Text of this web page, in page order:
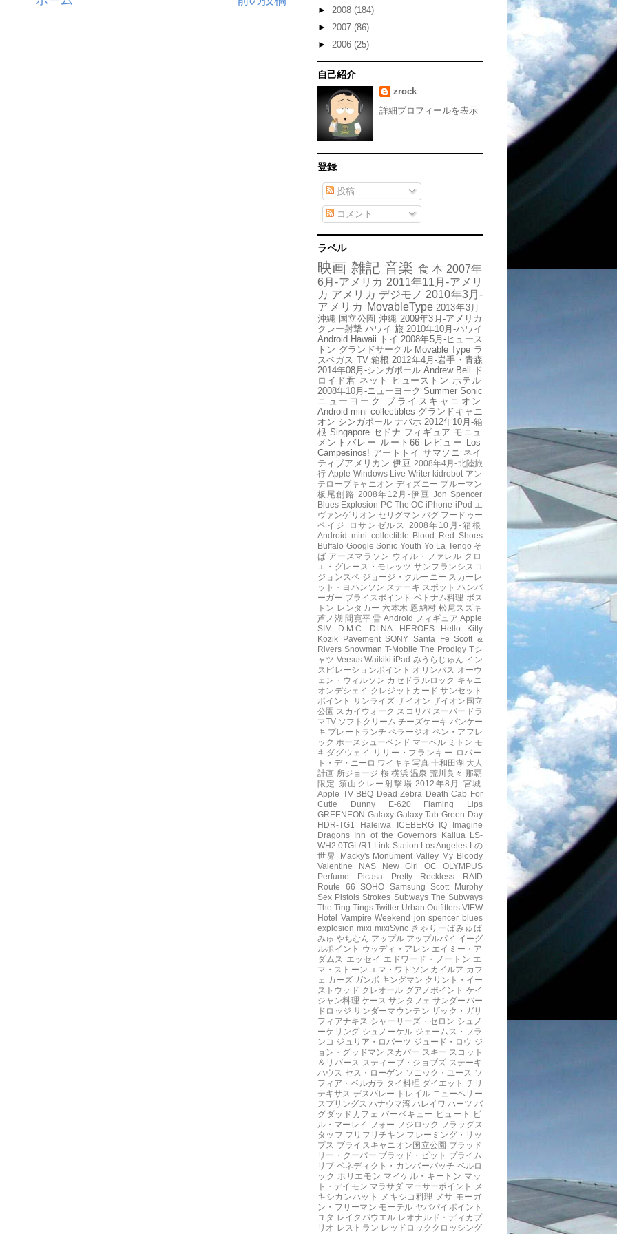
► 2008 (184)
► 2007 (86)
► 2006 (25)
自己紹介
zrock
詳細プロフィールを表示
登録
投稿
コメント
ラベル
映画 雑記 音楽 食 本 2007年
6月-アメリカ 2011年11月-アメリ
カ アメリカ デジモノ 2010年3月-
アメリカ MovableType 2013年3月-
沖縄 国立公園 沖縄 2009年3月-アメリカ
クレー射撃 ハワイ 旅 2010年10月-ハワイ
Android Hawaii トイ 2008年5月-ヒュース
トン グランドサークル Movable Type ラ
スベガス TV 箱根 2012年4月-岩手・青森
2014年08月-シンガポール Andrew Bell
ド
ロイド君 ネット ヒューストン ホテル
2008年10月-ニューヨーク Summer Sonic
ニューヨーク
ブライスキャニオン
Android mini collectibles グランドキャニ
オン シンガポール ナバホ 2012年10月-箱
根 Singapore セドナ フィギュア モニュ
メントバレー ルート66 レビュー Los
Campesinos! アートトイ サマソニ ネイ
ティブアメリカン 伊豆 2008年4月-北陸旅
行 Apple Windows Live Writer kidrobot アン
テロープキャニオン ディズニー ブルーマン
板尾創路
2008年12月-伊豆 Jon Spencer
Blues Explosion PC The OC iPhone iPod エ
ヴァンゲリオン セリグマン バグ フードゥー
ペイジ
ロサンゼルス
2008年10月-箱根
Android mini collectible Blood Red Shoes
Buffalo Google Sonic Youth Yo La Tengo そ
ば アースマラソン ウィル・ファレル クロ
エ・グレース・モレッツ サンフランシスコ
ジョンスペ ジョージ・クルーニー スカーレ
ット・ヨハンソン ステーキ スポット ハンバ
ーガー ブライスポイント ベトナム料理 ボス
トン レンタカー 六本木 恩納村 松尾スズキ
芦ノ湖 間寛平 雪 Android フィギュア Apple
SIM
D.M.C. DLNA HEROES
Hello Kitty
Kozik
Pavement SONY Santa Fe Scott &
Rivers Snowman T-Mobile The Prodigy Tシ
ャツ Versus Waikiki iPad みうらじゅん イン
スピレーションポイント オリンパス オーウ
ェン・ウィルソン カセドラルロック キャニ
オンデシェイ クレジットカード サンセット
ポイント サンライズ ザイオン ザイオン国立
公園 スカイウォーク スコリバ スーパードラ
マTV ソフトクリーム チーズケーキ パンケー
キ プレートランチ ベラージオ ベン・アフレ
ック ホースシューベンド マーベル ミトン モ
キダグウェイ
リリー・フランキー
ロバー
ト・デ・ニーロ ワイキキ 写真 十和田湖 大人
計画 所ジョージ 桜 横浜 温泉 荒川良々 那覇
限定 須山クレー射撃場 2012年8月-宮城
Apple TV BBQ Dead Zebra Death Cab For
Cutie
Dunny E-620
Flaming Lips
GREENEON Galaxy Galaxy Tab Green Day
HDR-TG1
Haleiwa ICEBERG IQ
Imagine
Dragons Inn of the Governors Kailua
LS-
WH2.0TGL/R1 Link Station Los Angeles Lの
世界
Macky's Monument Valley My Bloody
Valentine
NAS New Girl OC
OLYMPUS
Perfume
Picasa Pretty Reckless
RAID
Route 66
SOHO Samsung
Scott Murphy
Sex Pistols Strokes Subways The Subways
The Ting Tings Twitter Urban Outfitters VIEW
Hotel Vampire Weekend jon spencer blues
explosion mixi mixiSync きゃりーぱみゅぱ
みゅ やちむん アップル アップルパイ イーグ
ルポイント
ウッディ・アレン エイミー・ア
ダムス
エッセイ エドワード・ノートン エ
マ・ストーン エマ・ワトソン カイルア カフ
ェ カーズ ガンボ キングマン クリント・イー
ストウッド クレオール グアノポイント ケイ
ジャン料理 ケース サンタフェ サンダーバー
ドロッジ サンダーマウンテン ザック・ガリ
フィアナキス シャーリーズ・セロン シュノ
ーケリング シュノーケル ジェームス・フラ
ンコ ジュリア・ロバーツ ジュード・ロウ ジ
ョン・グッドマン スカパー スキー スコット
＆リバース
スティーブ・ジョブズ ステーキ
ハウス セス・ローゲン ソニック・ユース ソ
フィア・ベルガラ タイ料理 ダイエット チリ
テキサス デスバレー トレイル ニューベリー
スプリングス ハナウマ湾 ハレイワ ハーツ バ
グダッドカフェ バーベキュー ビュート
ビ
ル・マーレイ フォー フジロック フラッグス
タッフ フリフリチキン フレーミング・リッ
プス ブライスキャニオン国立公園 ブラッド
リー・クーパー ブラッド・ピット
プライム
リブ ベネディクト・カンバーバッチ ベルロ
ック ホリエモン マイケル・キートン マッ
ト・デイモン マラサダ マーサーポイント
メ
キシカンハット
メキシコ料理 メサ モーガ
ン・フリーマン モーテル ヤバパイポイント
ユタ
レイクパウエル レオナルド・ディカプ
リオ レストラン レッドロッククロッシング